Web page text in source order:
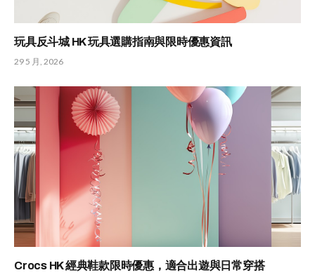
玩具反斗城 HK 玩具選購指南與限時優惠資訊
29 5 月, 2026
Crocs HK 經典鞋款限時優惠，適合出遊與日常穿搭